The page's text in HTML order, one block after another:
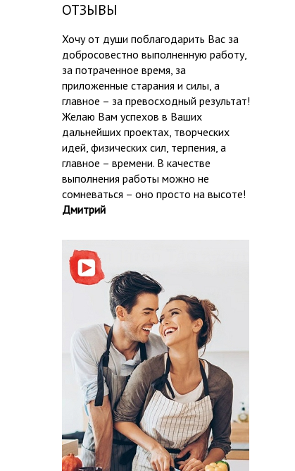
ОТЗЫВЫ
Хочу от души поблагодарить Вас за
добросовестно выполненную работу,
за потраченное время, за
приложенные старания и силы, а
главное – за превосходный результат!
Желаю Вам успехов в Ваших
дальнейших проектах, творческих
идей, физических сил, терпения, а
главное – времени. В качестве
выполнения работы можно не
сомневаться – оно просто на высоте!
Дмитрий